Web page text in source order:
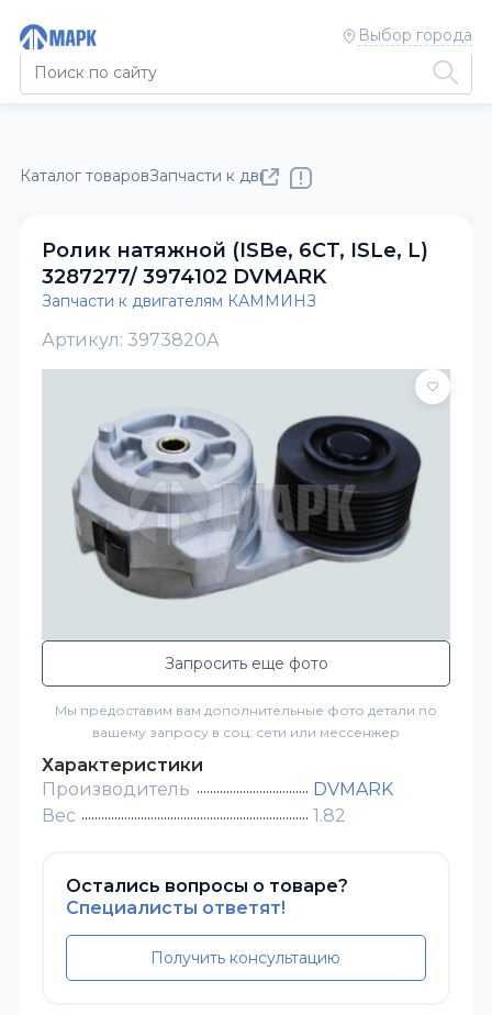
Выбор города
Каталог товаровЗапчасти к двигателям КАММИНЗ
Ролик натяжной (ISBe, 6CT, ISLe, L)
3287277/ 3974102 DVMARK
Запчасти к двигателям КАММИНЗ
Артикул: 3973820A
Запросить еще фото
Мы предоставим вам дополнительные фото детали по
вашему запросу в соц. сети или мессенжер
Характеристики
Производитель
DVMARK
Вес
1.82
Остались вопросы о товаре?
Специалисты ответят!
Получить консультацию